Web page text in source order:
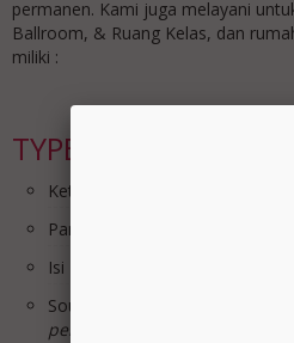
permanen. Kami juga melayani
Ballroom, & Ruang Kelas, dan
miliki :
TYPE iP-65
Ketebalan ip-65 : 65mm
Panel : Pb.Acoustic 12mm x2
Isi Panel : Glasswool 32Kg/m3
Sound Rating STC : MAX 25db
pengkondisian ruangan Acoutic